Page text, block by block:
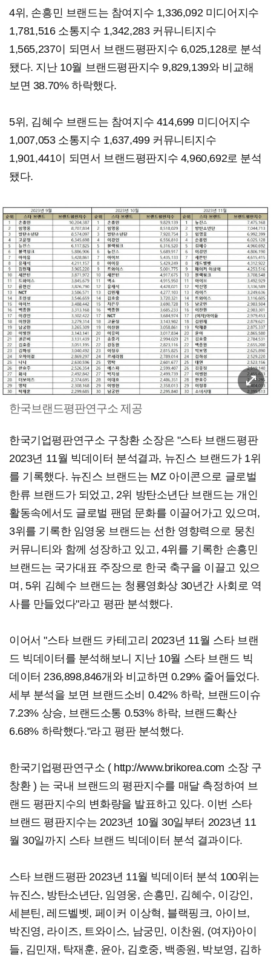
​4위, 손흥민 브랜드는 참여지수 1,336,092 미디어지수
1,781,516 소통지수 1,342,283 커뮤니티지수
1,565,237이 되면서 브랜드평판지수 6,025,128로 분석
됐다. 지난 10월 브랜드평판지수 9,829,139와 비교해
보면 38.70% 하락했다.​
5위, 김혜수 브랜드는 참여지수 414,699 미디어지수
1,007,053 소통지수 1,637,499 커뮤니티지수
1,901,441이 되면서 브랜드평판지수 4,960,692로 분석
됐다.
한국브랜드평판연구소 제공
​​한국기업평판연구소 구창환 소장은 "스타 브랜드평판
2023년 11월 빅데이터 분석결과, 뉴진스 브랜드가 1위
를 기록했다. 뉴진스 브랜드는 MZ 아이콘으로 글로벌
한류 브랜드가 되었고, 2위 방탄소년단 브랜드는 개인
활동속에서도 글로벌 팬덤 문화를 이끌어가고 있으며,
3위를 기록한 임영웅 브랜드는 선한 영향력으로 뭉친
커뮤니티와 함께 성장하고 있고, 4위를 기록한 손흥민
브랜드는 국가대표 주장으로 한국 축구을 이끌고 있으
며, 5위 김혜수 브랜드는 청룡영화상 30년간 사회로 역
사를 만들었다"라고 평판 분석했다.
​이어서 "스타 브랜드 카테고리 2023년 11월 스타 브랜
드 빅데이터를 분석해보니 지난 10월 스타 브랜드 빅
데이터 236,898,846개와 비교하면 0.29% 줄어들었다.
세부 분석을 보면 브랜드소비 0.42% 하락, 브랜드이슈
7.23% 상승, 브랜드소통 0.53% 하락, 브랜드확산
6.68% 하락했다."라고 평판 분석했다.
​한국기업평판연구소 ( http://www.brikorea.com 소장 구
창환 ) 는 국내 브랜드의 평판지수를 매달 측정하여 브
랜드 평판지수의 변화량을 발표하고 있다. 이번 스타
브랜드 평판지수는 2023년 10월 30일부터 2023년 11
월 30일까지 스타 브랜드 빅데이터 분석 결과이다.
스타 브랜드평판 2023년 11월 빅데이터 분석 100위는
뉴진스, 방탄소년단, 임영웅, 손흥민, 김혜수, 이강인,
세븐틴, 레드벨벳, 페이커 이상혁, 블랙핑크, 아이브,
박진영, 라이즈, 트와이스, 남궁민, 이찬원, (여자)아이
들, 김민재, 탁재훈, 윤아, 김호중, 백종원, 박보영, 김하